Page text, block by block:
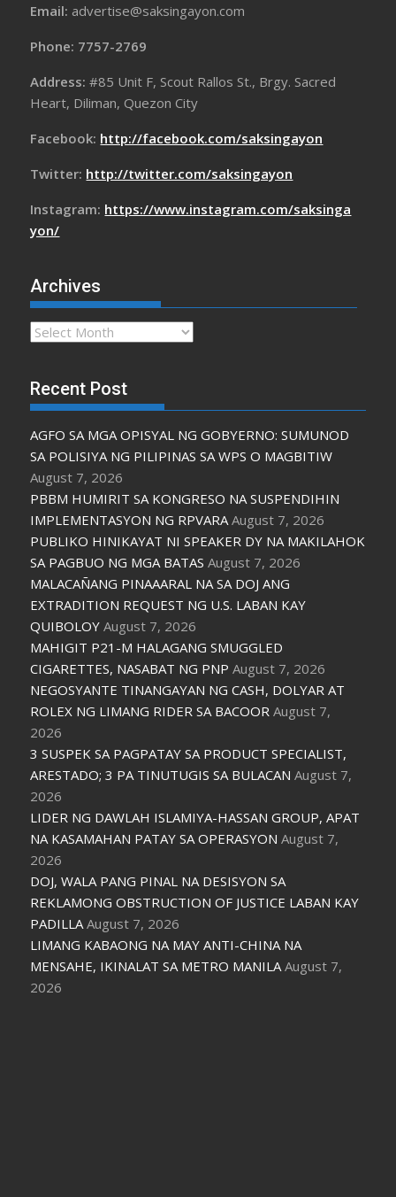
Email: advertise@saksingayon.com
Phone: 7757-2769
Address:#85 Unit F, Scout Rallos St., Brgy. Sacred
Heart, Diliman, Quezon City
Facebook: http://facebook.com/saksingayon
Twitter: http://twitter.com/saksingayon
Instagram: https://www.instagram.com/saksinga
yon/
Archives
Archives
Recent Post
AGFO SA MGA OPISYAL NG GOBYERNO: SUMUNOD
SA POLISIYA NG PILIPINAS SA WPS O MAGBITIW
August 7, 2026
PBBM HUMIRIT SA KONGRESO NA SUSPENDIHIN
IMPLEMENTASYON NG RPVARA August 7, 2026
PUBLIKO HINIKAYAT NI SPEAKER DY NA MAKILAHOK
SA PAGBUO NG MGA BATAS August 7, 2026
MALACAÑANG PINAAARAL NA SA DOJ ANG
EXTRADITION REQUEST NG U.S. LABAN KAY
QUIBOLOY August 7, 2026
MAHIGIT P21-M HALAGANG SMUGGLED
CIGARETTES, NASABAT NG PNP August 7, 2026
NEGOSYANTE TINANGAYAN NG CASH, DOLYAR AT
ROLEX NG LIMANG RIDER SA BACOOR August 7,
2026
3 SUSPEK SA PAGPATAY SA PRODUCT SPECIALIST,
ARESTADO; 3 PA TINUTUGIS SA BULACAN August 7,
2026
LIDER NG DAWLAH ISLAMIYA-HASSAN GROUP, APAT
NA KASAMAHAN PATAY SA OPERASYON August 7,
2026
DOJ, WALA PANG PINAL NA DESISYON SA
REKLAMONG OBSTRUCTION OF JUSTICE LABAN KAY
PADILLA August 7, 2026
LIMANG KABAONG NA MAY ANTI-CHINA NA
MENSAHE, IKINALAT SA METRO MANILA August 7,
2026